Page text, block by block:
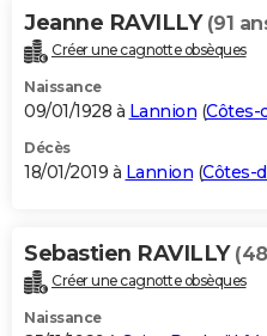
Jeanne RAVILLY (91
Créer une cagnotte obsèques
Naissance
09/01/1928 à Lannion (Côtes-
Décès
18/01/2019 à Lannion (Côtes-
Sebastien RAVILLY
Créer une cagnotte obsèques
Naissance